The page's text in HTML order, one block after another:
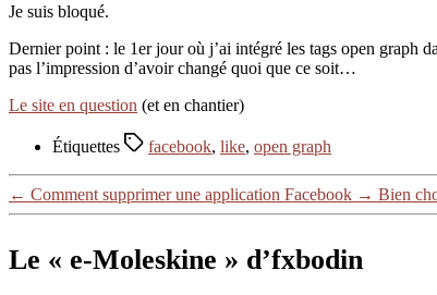
Je suis bloqué.
Dernier point : le 1er jour où j’ai intégré les tags open graph
pas l’impression d’avoir changé quoi que ce soit…
Le site en question (et en chantier)
Étiquettes facebook, like, open graph
← Comment supprimer une application Facebook → Bien
Le « e-Moleskine » d’fxbodin